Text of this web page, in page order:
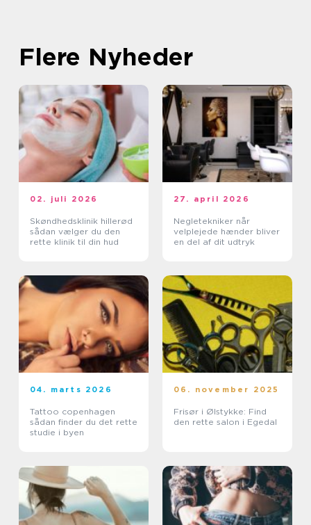
Flere Nyheder
02. juli 2026
Skøndhedsklinik hillerød
sådan vælger du den
rette klinik til din hud
27. april 2026
Negletekniker når
velplejede hænder bliver
en del af dit udtryk
04. marts 2026
Tattoo copenhagen
sådan finder du det rette
studie i byen
06. november 2025
Frisør i Ølstykke: Find
den rette salon i Egedal